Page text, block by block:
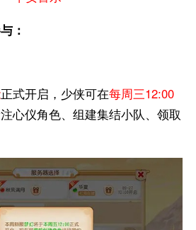
：
正式开启，少侠可在每周三12:00
心仪角色、组建集结小队、领取